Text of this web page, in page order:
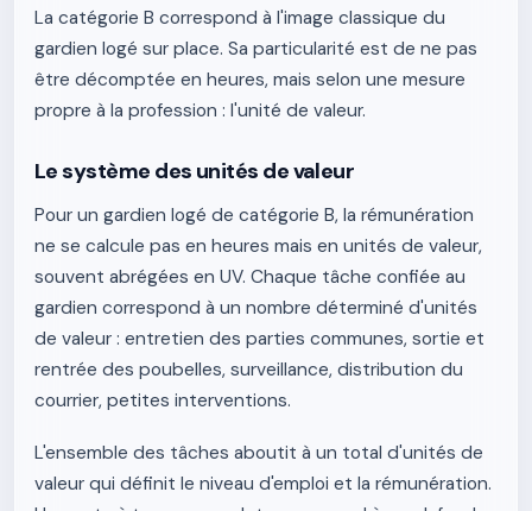
La catégorie B correspond à l'image classique du
gardien logé sur place. Sa particularité est de ne pas
être décomptée en heures, mais selon une mesure
propre à la profession : l'unité de valeur.
Le système des unités de valeur
Pour un gardien logé de catégorie B, la rémunération
ne se calcule pas en heures mais en unités de valeur,
souvent abrégées en UV. Chaque tâche confiée au
gardien correspond à un nombre déterminé d'unités
de valeur : entretien des parties communes, sortie et
rentrée des poubelles, surveillance, distribution du
courrier, petites interventions.
L'ensemble des tâches aboutit à un total d'unités de
valeur qui définit le niveau d'emploi et la rémunération.